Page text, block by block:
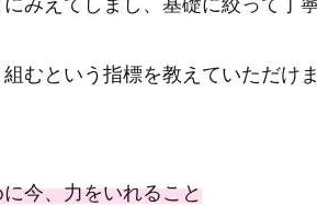
むという指標を教えていただけ
今、力をいれること